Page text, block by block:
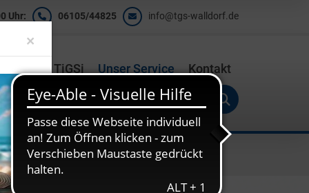
Uhr: 06105/44825 info@tgs-walldorf.de
TiGSi Unser Service Kontakt
×